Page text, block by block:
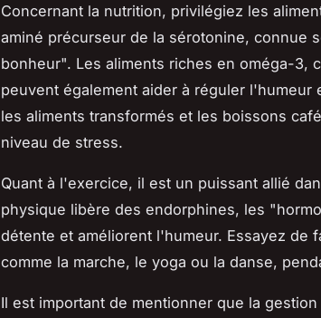
Concernant la nutrition, privilégiez les
aminé précurseur de la sérotonine, connue
bonheur". Les aliments riches en oméga-3,
peuvent également aider à réguler
les aliments transformés et les boissons
niveau de stress.
Quant à l'exercice, il est un puissant allié
physique libère des endorphines, les
détente et améliorent l'humeur. Essayez de
comme la marche, le yoga ou la danse,
Il est important de mentionner que la